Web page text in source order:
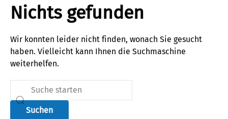
Nichts gefunden
Wir konnten leider nicht finden, wonach Sie gesucht
haben. Vielleicht kann Ihnen die Suchmaschine
weiterhelfen.
Suchen